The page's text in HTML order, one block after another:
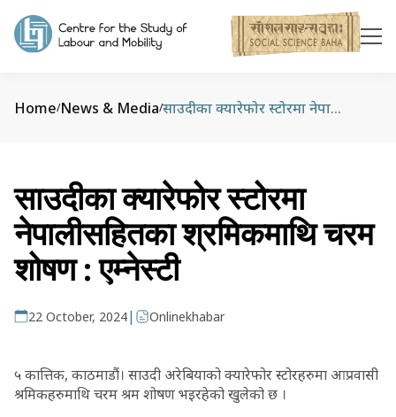
Home/News & Media/ साउदीका क्यारेफोर स्टोरमा नेपालीसहितका श्रमिकमाथि चरम शोषण : एम्नेस्टी
साउदीका क्यारेफोर स्टोरमा
नेपालीसहितका श्रमिकमाथि चरम
शोषण : एम्नेस्टी
22 October, 2024| Onlinekhabar
५ कात्तिक, काठमाडौं। साउदी अरेबियाको क्यारेफोर स्टोरहरुमा आप्रवासी
श्रमिकहरुमाथि चरम श्रम शोषण भइरहेको खुलेको छ ।